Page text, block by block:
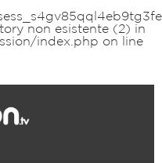
non esistente (2) in
index.php on line